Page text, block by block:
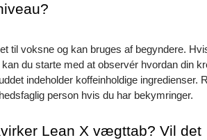
til voksne og kan bruges af begyndere.
du starte med at observér hvordan din
indeholder koffeinholdige ingredienser.
person hvis du har bekymringer.
Lean X vægttab? Vil det